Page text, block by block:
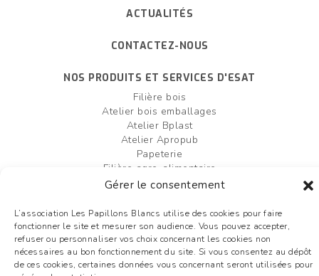
Gérer le consentement
L’association Les Papillons Blancs utilise des cookies pour faire
fonctionner le site et mesurer son audience. Vous pouvez accepter,
refuser ou personnaliser vos choix concernant les cookies non
nécessaires au bon fonctionnement du site. Si vous consentez au dépôt
de ces cookies, certaines données vous concernant seront utilisées pour
ACTUALITÉS
CONTACTEZ-NOUS
NOS PRODUITS ET SERVICES D'ESAT
Filière bois
Atelier bois emballages
Atelier Bplast
Atelier Apropub
Papeterie
Filière agro-alimentaire
Atelier bois box palettes
FAIRE UN DON OFFRES D'EMPLOI
Plan du site
Mentions légales